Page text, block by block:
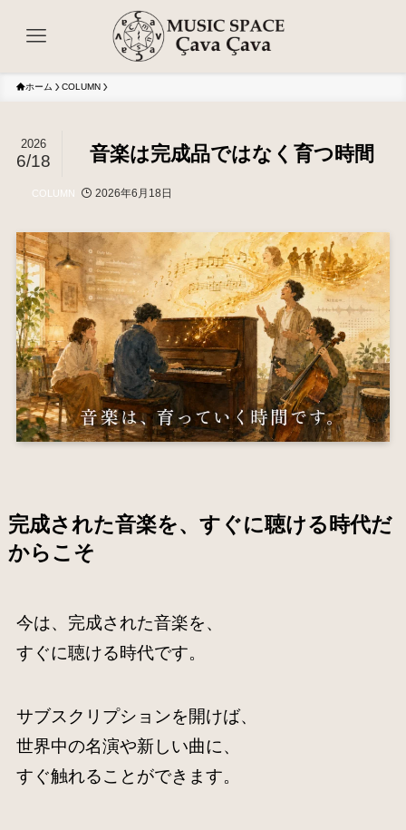
ホーム COLUMN
音楽は完成品ではなく育つ時間
2026
6/18
COLUMN 2026年6月18日
完成された音楽を、すぐに聴ける時代だ
からこそ
今は、完成された音楽を、
すぐに聴ける時代です。
サブスクリプションを開けば、
世界中の名演や新しい曲に、
すぐ触れることができます。